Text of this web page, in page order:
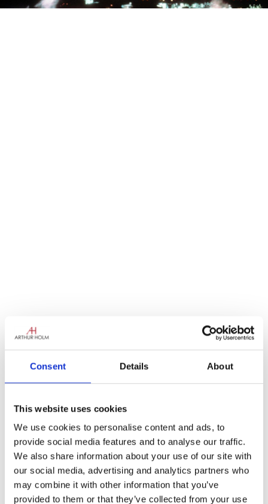
Consent Details About
This website uses cookies
We use cookies to personalise content and ads, to
provide social media features and to analyse our traffic.
We also share information about your use of our site with
our social media, advertising and analytics partners who
may combine it with other information that you’ve
provided to them or that they’ve collected from your use
Woody Allen ha detto: “Mi interessa il futuro
mia vita”. E cosa ci riserverà il 2020?
Le
previsioni dicono che sarà il punto di svolta
tecnologia del XX secolo: computer
quantistici con la capacità di fare calcoli
impossibili, big data, robot, Intelligenza
Artificiale, Internet delle Cose, auto
autonome, droni… questa tecnologia
conformerà il nuovo ecosistema aziendale.
Ma come influirà tutto questo sulle sale